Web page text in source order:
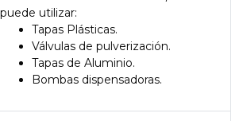
puede utilizar:
Tapas Plásticas.
Válvulas de pulverización.
Tapas de Aluminio.
Bombas dispensadoras.